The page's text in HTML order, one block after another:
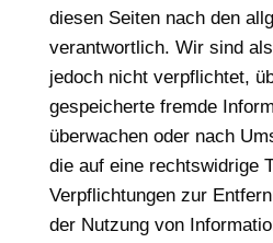
diesen Seiten nach den
verantwortlich. Wir sind
jedoch nicht verpflichtet,
gespeicherte fremde
überwachen oder nach
die auf eine rechtswidrige
Verpflichtungen zur
der Nutzung von